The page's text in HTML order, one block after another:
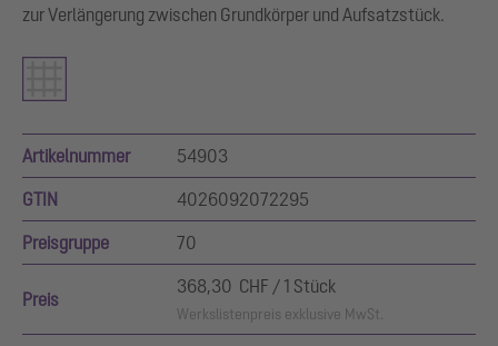
zur Verlängerung zwischen Grundkörper und Aufsatzstück.
Artikelnummer 54903
GTIN 4026092072295
Preisgruppe 70
Preis
368,30 CHF / 1 Stück
Werkslistenpreis exklusive MwSt.